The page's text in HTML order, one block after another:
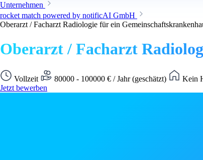
Unternehmen
rocket match powered by notificAI GmbH
Oberarzt / Facharzt Radiologie für ein
Oberarzt / Facharzt
Vollzeit 80000 - 100000 € / Jahr (geschätzt)
Kein
Jetzt bewerben